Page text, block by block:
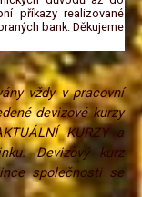
příkazy realizované
bank. Děkujeme
vždy v pracovní
devizové kurzy
KURZYa
Devizový kurz
společnosti se